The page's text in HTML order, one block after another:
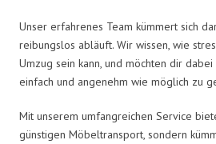
Unser erfahrenes Team kümmert sich
reibungslos abläuft. Wir wissen, wie
Umzug sein kann, und möchten dir
einfach und angenehm wie möglich zu
Mit unserem umfangreichen Service
günstigen Möbeltransport, sondern